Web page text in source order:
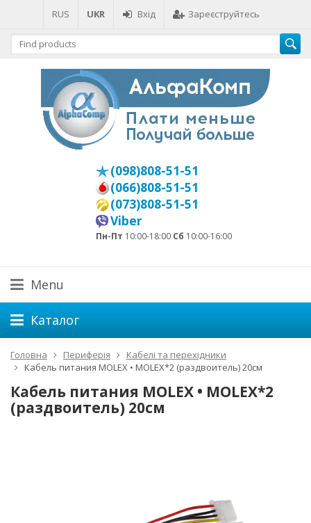
RUS UKR Вхід Зареєструйтесь
(098)808-51-51
(066)808-51-51
(073)808-51-51
Viber
Пн-Пт 10:00-18:00 Сб 10:00-16:00
Menu
Каталог
Головна Периферія
Кабелі та перехідники
Кабель питания MOLEX • MOLEX*2 (раздвоитель) 20см
Кабель питания MOLEX • MOLEX*2
(раздвоитель) 20см